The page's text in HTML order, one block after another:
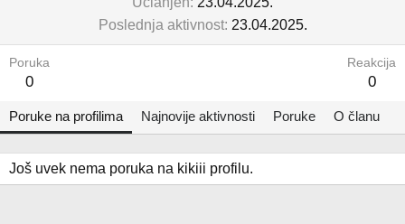
Poslednja aktivnost 23.04.2025.
Poruka
0
Reakcija
0
Poruke na profilima Najnovije aktivnosti Poruke O članu
Još uvek nema poruka na kikiii profilu.